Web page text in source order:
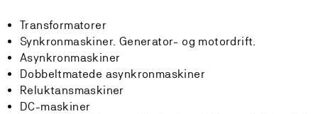
Transformatorer
Synkronmaskiner. Generator- og motordrift.
Asynkronmaskiner
Dobbeltmatede asynkronmaskiner
Reluktansmaskiner
DC-maskiner